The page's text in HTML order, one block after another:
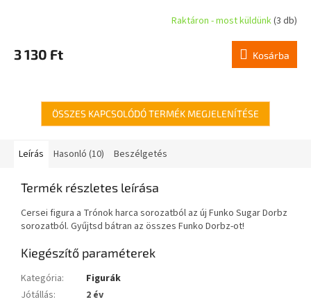
Raktáron - most küldünk(3 db)
3 130 Ft Kosárba
ÖSSZES KAPCSOLÓDÓ TERMÉK MEGJELENÍTÉSE
Leírás Hasonló (10) Beszélgetés
Termék részletes leírása
Cersei figura a Trónok harca sorozatból az új Funko Sugar Dorbz
sorozatból. Gyűjtsd bátran az összes Funko Dorbz-ot!
Kiegészítő paraméterek
Kategória:
Figurák
Jótállás:
2 év